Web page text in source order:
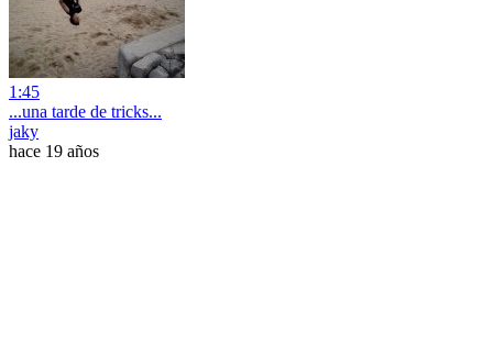
1:45
...una tarde de tricks...
jaky
hace 19 años